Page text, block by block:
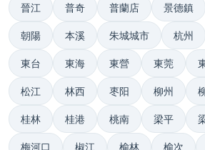
晉江 普奇 普蘭店 景德鎮
朝陽 本溪 朱城城市 杭州
東台 東海 東營 東莞
松江 林西 枣阳 柳州
桂林 桂港 桃南 梁平
梅河口 椒江 榆林 榆次